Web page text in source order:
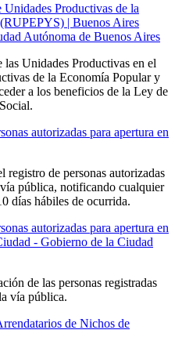
Productivas de la
| Buenos Aires
Autónoma de Buenos Aires
Unidades Productivas en el
de la Economía Popular y
a los beneficios de la Ley de
autorizadas para apertura en
de personas autorizadas
pública, notificando cualquier
días hábiles de ocurrida.
autorizadas para apertura en
- Gobierno de la Ciudad
de las personas registradas
vía pública.
de Nichos de